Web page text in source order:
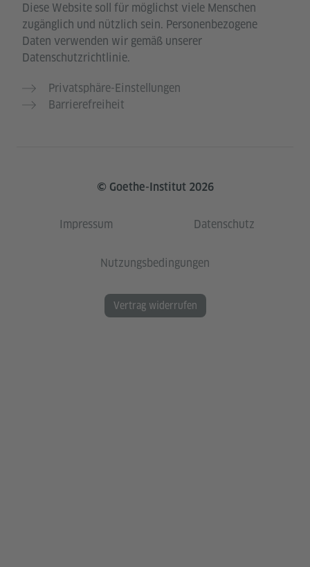
Diese Website soll für möglichst viele Menschen
zugänglich und nützlich sein. Personenbezogene
Daten verwenden wir gemäß unserer
Datenschutzrichtlinie.
Privatsphäre-Einstellungen
Barrierefreiheit
© Goethe-Institut 2026
Impressum Datenschutz
Nutzungsbedingungen
Vertrag widerrufen